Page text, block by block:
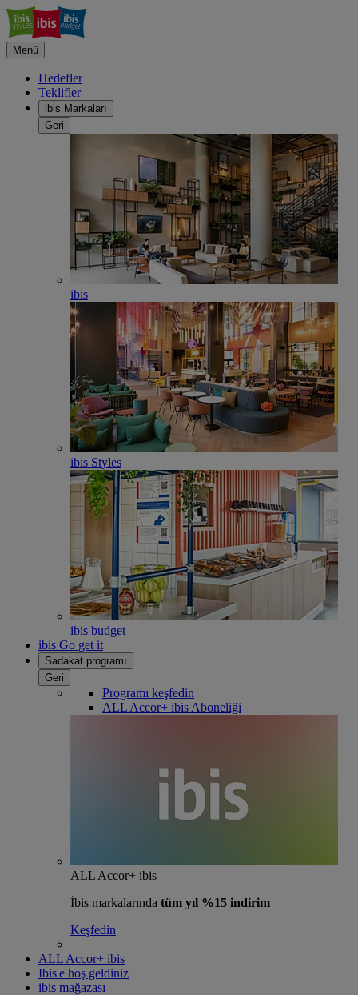
Menü
Hedefler
Teklifler
ibis Markaları
Geri
ibis
ibis Styles
ibis budget
ibis Go get it
Sadakat programı
Geri
Programı keşfedin
ALL Accor+ ibis Aboneliği
ALL Accor+ ibis
İbis markalarında tüm yıl %15 indirim
Keşfedin
ALL Accor+ ibis
Ibis'e hoş geldiniz
ibis mağazası